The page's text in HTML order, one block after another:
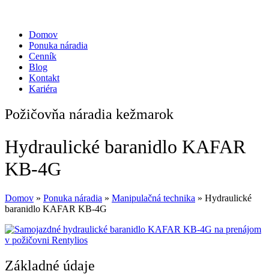
Domov
Ponuka náradia
Cenník
Blog
Kontakt
Kariéra
Požičovňa náradia kežmarok
Hydraulické baranidlo KAFAR
KB-4G
Domov » Ponuka náradia » Manipulačná technika » Hydraulické
baranidlo KAFAR KB-4G
Základné údaje